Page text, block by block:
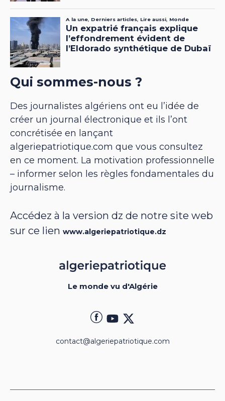
Qui sommes-nous ?
Des journalistes algériens ont eu l’idée de
créer un journal électronique et ils l’ont
concrétisée en lançant
algeriepatriotique.com que vous consultez
en ce moment. La motivation professionnelle
– informer selon les règles fondamentales du
journalisme.
Accédez à la version dz de notre site web
sur ce lien www.algeriepatriotique.dz
Le monde vu d'Algérie
contact@algeriepatriotique.com